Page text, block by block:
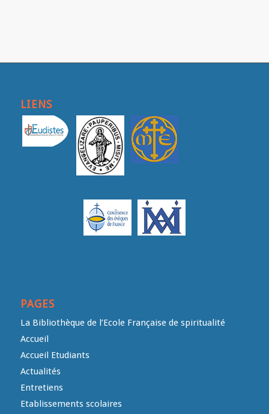
LIENS
PAGES
La Bibliothèque de l’Ecole Française de spiritualité
Accueil
Accueil Etudiants
Actualités
Entretiens
Etablissements scolaires